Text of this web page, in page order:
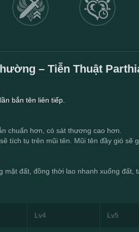
– Tiễn Thuật
bắn tên liên tiếp.
chuẩn hơn, có sát thương cao hơn.
tích tụ trên mũi tên. Mũi tên đầy gió sẽ
mặt đất, đồng thời lao nhanh xuống
Lv4 Lv5